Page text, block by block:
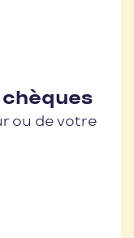
ou de votre